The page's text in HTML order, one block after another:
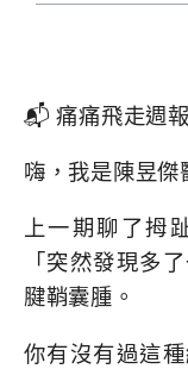
📬 痛痛飛走週
嗨，我是陳昱傑
上一期聊了拇
「突然發現多
腱鞘囊腫。
你有沒有過這